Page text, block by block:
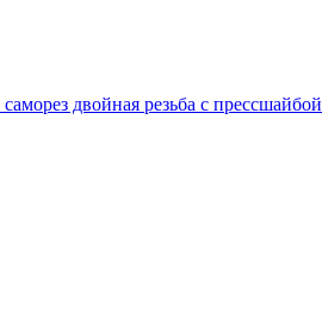
двойная резьба с прессшайбой